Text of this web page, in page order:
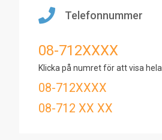
Telefonnummer
08-712XXXX
Klicka på numret för att visa hela
08-712XXXX
08-712 XX XX